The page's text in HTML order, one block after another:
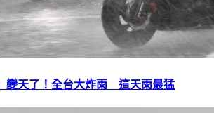
變天了！全台大炸雨 這天雨最猛